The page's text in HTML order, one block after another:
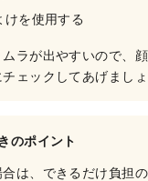
けを使用する
ラが出やすいので、
ェックしてあげましょ
のポイント
は、できるだけ負担